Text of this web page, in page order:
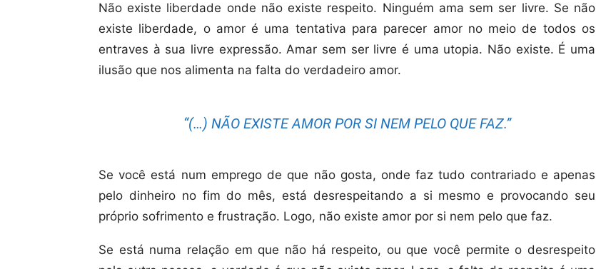
Não existe liberdade onde não existe respeito. Ninguém ama sem ser livre. Se não
existe liberdade, o amor é uma tentativa para parecer amor no meio de todos os
entraves à sua livre expressão. Amar sem ser livre é uma utopia. Não existe. É uma
ilusão que nos alimenta na falta do verdadeiro amor.
“(…) NÃO EXISTE AMOR POR SI NEM PELO QUE FAZ.”
Se você está num emprego de que não gosta, onde faz tudo contrariado e apenas
pelo dinheiro no fim do mês, está desrespeitando a si mesmo e provocando seu
próprio sofrimento e frustração. Logo, não existe amor por si nem pelo que faz.
Se está numa relação em que não há respeito, ou que você permite o desrespeito